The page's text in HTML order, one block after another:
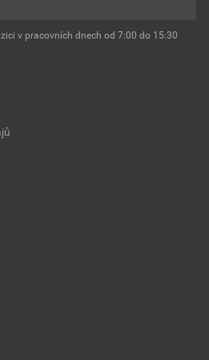
Pozidriv PZ
pouze přihlášený uživatel.
v pracovních dnech od 7:00 do 15:30